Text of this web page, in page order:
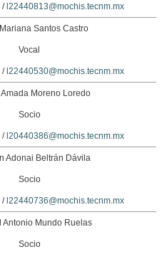
/ l22440813@mochis.tecnm.mx
Santos Castro
Vocal
/ l22440530@mochis.tecnm.mx
Moreno Loredo
Socio
/ l20440386@mochis.tecnm.mx
Adonai Beltrán Dávila
Socio
/ l22440736@mochis.tecnm.mx
Antonio Mundo Ruelas
Socio